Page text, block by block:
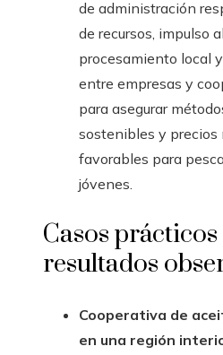
de administración
de recursos, impulso al
procesamiento local
entre empresas y
para asegurar
sostenibles y precios
favorables para
jóvenes.
Casos
resultados
Cooperativa de
en una región